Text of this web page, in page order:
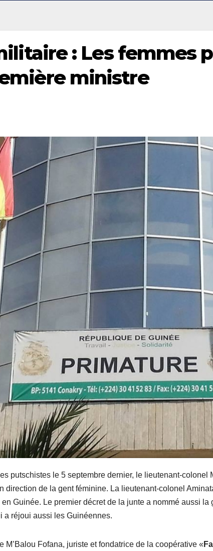
: Les femmes
ministre
putschistes le 5 septembre dernier, le lieutenant-colonel
direction de la gent féminine. La lieutenant-colonel
Guinée. Le premier décret de la junte a nommé aussi la
a réjoui aussi les Guinéennes.
M’Balou Fofana, juriste et fondatrice de la coopérative «